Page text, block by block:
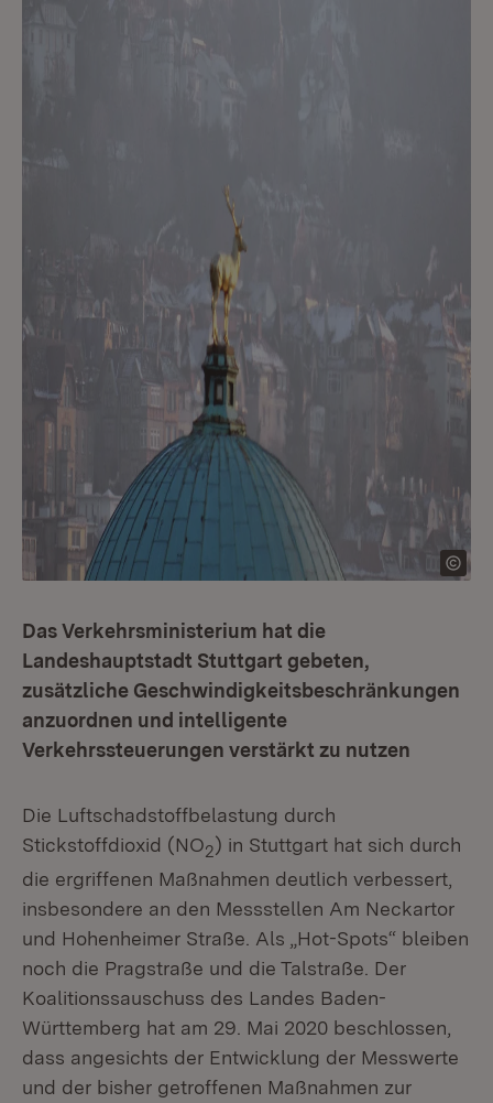
Das Verkehrsministerium hat die
Landeshauptstadt Stuttgart gebeten,
zusätzliche Geschwindigkeitsbeschränkungen
anzuordnen und intelligente
Verkehrssteuerungen verstärkt zu nutzen
Die Luftschadstoffbelastung durch
Stickstoffdioxid (NO2) in Stuttgart hat sich durch
die ergriffenen Maßnahmen deutlich verbessert,
insbesondere an den Messstellen Am Neckartor
und Hohenheimer Straße. Als „Hot-Spots“ bleiben
noch die Pragstraße und die Talstraße. Der
Koalitionssauschuss des Landes Baden-
Württemberg hat am 29. Mai 2020 beschlossen,
dass angesichts der Entwicklung der Messwerte
und der bisher getroffenen Maßnahmen zur